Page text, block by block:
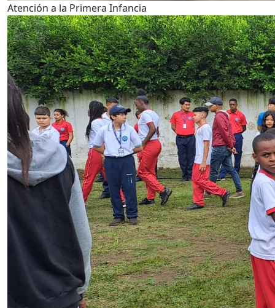
Atención a la Primera Infancia